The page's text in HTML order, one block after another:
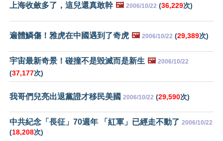
上海收斂多了，這兒還真敢幹 🖼️ 2006/10/22 (36,229次)
遍體鱗傷！雅虎在中國遇到了奇虎 🖼️ 2006/10/22 (29,389次)
宇宙最新奇景！碰撞不是毀滅而是新生 🖼️ 2006/10/22
(37,177次)
我哥們兒亮出退黨證才移民美國 2006/10/22 (29,590次)
中共紀念「長征」70週年 「紅軍」已經走不動了 2006/10/22
(18,208次)